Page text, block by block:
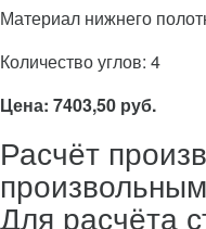
Материал нижнего
Количество углов: 4
Цена: 7403,50 руб.
Расчёт
Для расчёта